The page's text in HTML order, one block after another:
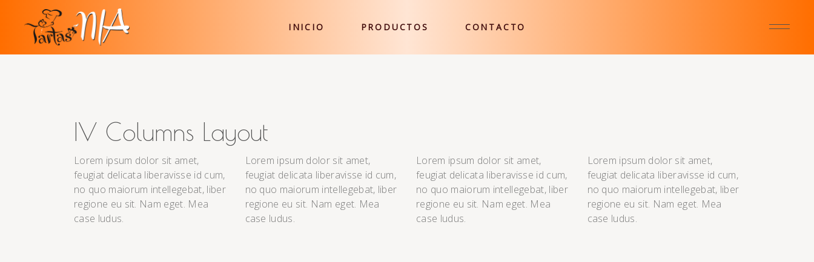
INICIO PRODUCTOS CONTACTO
IV Columns Layout
Lorem ipsum dolor sit amet,
feugiat delicata liberavisse id cum,
no quo maiorum intellegebat, liber
regione eu sit. Nam eget. Mea
case ludus.
Lorem ipsum dolor sit amet,
feugiat delicata liberavisse id cum,
no quo maiorum intellegebat, liber
regione eu sit. Nam eget. Mea
case ludus.
Lorem ipsum dolor sit amet,
feugiat delicata liberavisse id cum,
no quo maiorum intellegebat, liber
regione eu sit. Nam eget. Mea
case ludus.
Lorem ipsum dolor sit amet,
feugiat delicata liberavisse id cum,
no quo maiorum intellegebat, liber
regione eu sit. Nam eget. Mea
case ludus.